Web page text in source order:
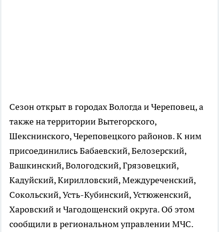
Сезон открыт в городах Вологда и Череповец, а
также на территории Вытегорского,
Шекснинского, Череповецкого районов. К ним
присоединились Бабаевский, Белозерский,
Вашкинский, Вологодский, Грязовецкий,
Кадуйский, Кирилловский, Междуреченский,
Сокольский, Усть-Кубинский, Устюженский,
Харовский и Чагодощенский округа. Об этом
сообщили в региональном управлении МЧС.